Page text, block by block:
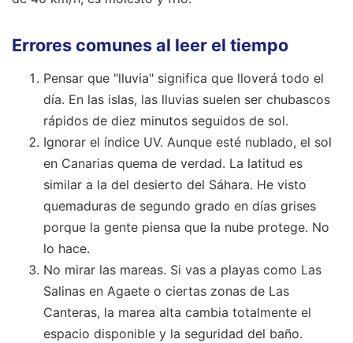
Errores comunes al leer el tiempo
Pensar que "lluvia" significa que lloverá todo el
día. En las islas, las lluvias suelen ser chubascos
rápidos de diez minutos seguidos de sol.
Ignorar el índice UV. Aunque esté nublado, el sol
en Canarias quema de verdad. La latitud es
similar a la del desierto del Sáhara. He visto
quemaduras de segundo grado en días grises
porque la gente piensa que la nube protege. No
lo hace.
No mirar las mareas. Si vas a playas como Las
Salinas en Agaete o ciertas zonas de Las
Canteras, la marea alta cambia totalmente el
espacio disponible y la seguridad del baño.